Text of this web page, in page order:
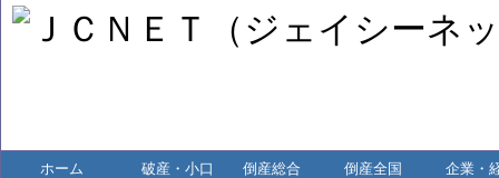
ホーム 破産・小口 倒産総合 倒産全国 企業・